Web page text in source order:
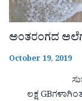
ಅಂತರಂಗದ
October 19, 2019
ಸುಜಾತ
ಲಕ್ಷ